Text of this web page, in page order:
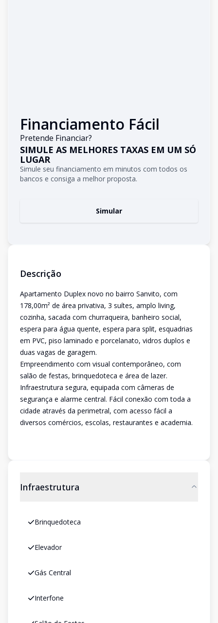
Financiamento Fácil
Pretende Financiar?
SIMULE AS MELHORES TAXAS EM UM SÓ
LUGAR
Simule seu financiamento em minutos com todos os
bancos e consiga a melhor proposta.
Simular
Descrição
Apartamento Duplex novo no bairro Sanvito, com
178,00m² de área privativa, 3 suítes, amplo living,
cozinha, sacada com churraqueira, banheiro social,
espera para água quente, espera para split, esquadrias
em PVC, piso laminado e porcelanato, vidros duplos e
duas vagas de garagem.
Empreendimento com visual contemporâneo, com
salão de festas, brinquedoteca e área de lazer.
Infraestrutura segura, equipada com câmeras de
segurança e alarme central. Fácil conexão com toda a
cidade através da perimetral, com acesso fácil a
diversos comércios, escolas, restaurantes e academia.
Infraestrutura
Brinquedoteca
Elevador
Gás Central
Interfone